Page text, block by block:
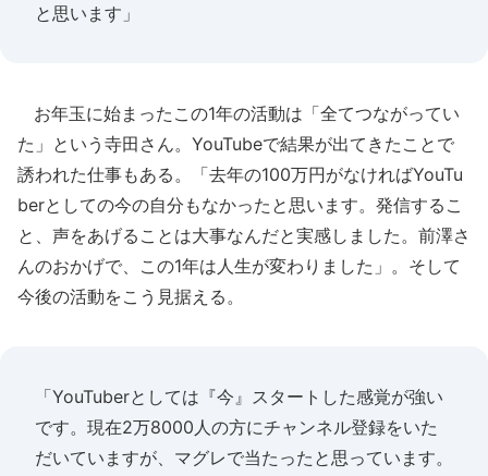
と思います」
お年玉に始まったこの1年の活動は「全てつながってい
た」という寺田さん。YouTubeで結果が出てきたことで
誘われた仕事もある。「去年の100万円がなければYouTu
berとしての今の自分もなかったと思います。発信するこ
と、声をあげることは大事なんだと実感しました。前澤さ
んのおかげで、この1年は人生が変わりました」。そして
今後の活動をこう見据える。
「YouTuberとしては『今』スタートした感覚が強い
です。現在2万8000人の方にチャンネル登録をいた
だいていますが、マグレで当たったと思っています。